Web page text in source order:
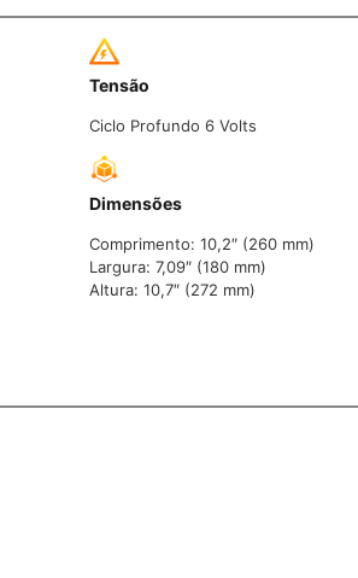
Tensão
Ciclo Profundo 6 Volts
Dimensões
Comprimento: 10,2″ (260 mm)
Largura: 7,09″ (180 mm)
Altura: 10,7″ (272 mm)